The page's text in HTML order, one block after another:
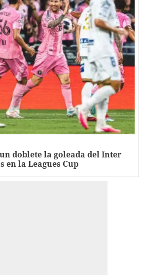
doblete la goleada del Inter
en la Leagues Cup